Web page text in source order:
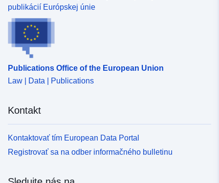
uriRef:
Časová
publikácií Európskej únie
Publications Office of the European Union
Law | Data | Publications
Kontakt
Kontaktovať tím European Data Portal
Registrovať sa na odber informačného bulletinu